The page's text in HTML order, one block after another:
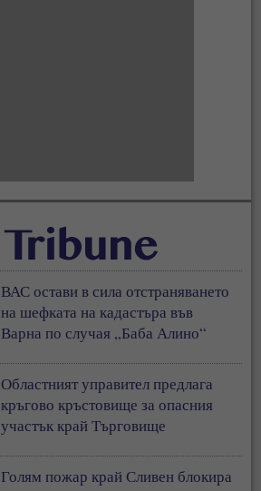
ВАС остави в сила отстраняването
на шефката на кадастъра във
Варна по случая „Баба Алино“
Областният управител предлага
кръгово кръстовище за опасния
участък край Търговище
Голям пожар край Сливен блокира